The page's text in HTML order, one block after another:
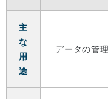
主
な
用
途
データの管